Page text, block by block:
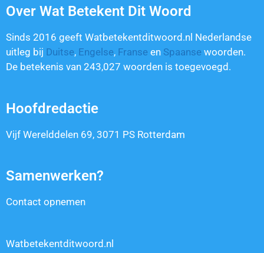
Over Wat Betekent Dit Woord
Sinds 2016 geeft Watbetekentditwoord.nl Nederlandse
uitleg bij Duitse, Engelse, Franse en Spaanse woorden.
De betekenis van 243,027 woorden is toegevoegd.
Hoofdredactie
Vijf Werelddelen 69, 3071 PS Rotterdam
Samenwerken?
Contact opnemen
Watbetekentditwoord.nl